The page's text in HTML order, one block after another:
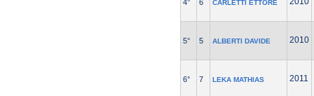
4° 6 CARLETTI ETTORE
5° 5 ALBERTI DAVIDE 2010
6° 7 LEKA MATHIAS 2011